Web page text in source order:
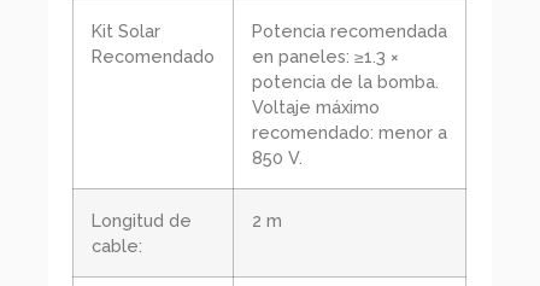
Kit Solar
Recomendado
Potencia recomendada
en paneles: ≥1.3 ×
potencia de la bomba.
Voltaje máximo
recomendado: menor a
850 V.
Longitud de
cable:
2 m